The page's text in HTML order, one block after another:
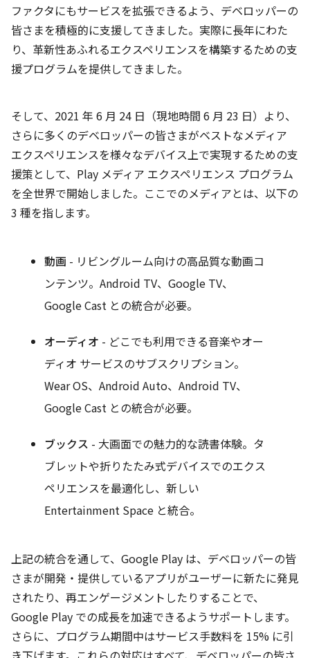
ファクタにもサービスを拡張できるよう、デベロッパーの
皆さまを積極的に支援してきました。実際に長年にわた
り、革新性あふれるエクスペリエンスを構築するための支
援プログラムを提供してきました。
そして、2021 年 6 月 24 日（現地時間 6 月 23 日）より、
さらに多くのデベロッパーの皆さまがベストなメディア
エクスペリエンスを様々なデバイス上で実現するための支
援策として、Play メディア エクスペリエンス プログラム
を全世界で開始しました。ここでのメディアとは、以下の
3 種を指します。
動画 - リビングルーム向けの高品質な動画コ
ンテンツ。Android TV、Google TV、
Google Cast との統合が必要。
オーディオ - どこでも利用できる音楽やオー
ディオ サービスのサブスクリプション。
Wear OS、Android Auto、Android TV、
Google Cast との統合が必要。
ブックス - 大画面での魅力的な読書体験。タ
ブレットや折りたたみ式デバイスでのエクス
ペリエンスを最適化し、新しい
Entertainment Space と統合。
上記の統合を通して、Google Play は、デベロッパーの皆
さまが開発・提供しているアプリがユーザーに新たに発見
されたり、再エンゲージメントしたりすることで、
Google Play での成長を加速できるようサポートします。
さらに、プログラム期間中はサービス手数料を 15% に引